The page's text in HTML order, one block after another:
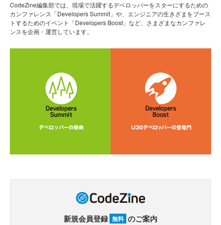
CodeZine編集部では、現場で活躍するデベロッパーをスターにするための
カンファレンス「Developers Summit」や、エンジニアの生きざまをブース
トするためのイベント「Developers Boost」など、さまざまなカンファレ
ンスを企画・運営しています。
新規会員登録 無料 のご案内